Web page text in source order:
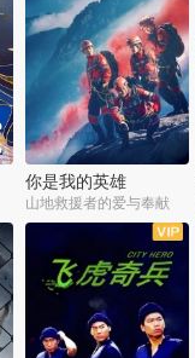
你是我的英雄
山地救援者的爱与奉献